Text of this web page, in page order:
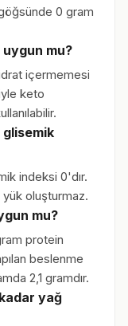
0 gram
mu?
içermemesi
keto
indeksi 0'dır.
oluşturmaz.
mu?
protein
beslenme
2,1 gramdır.
yağ